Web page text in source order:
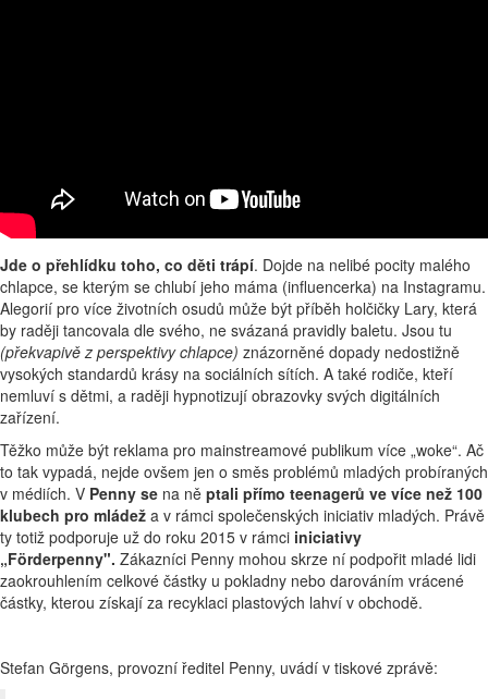
Jde o přehlídku toho, co děti trápí. Dojde na nelibé pocity malého
chlapce, se kterým se chlubí jeho máma (influencerka) na Instagramu.
Alegorií pro více životních osudů může být příběh holčičky Lary, která
by raději tancovala dle svého, ne svázaná pravidly baletu. Jsou tu
(překvapivě z perspektivy chlapce) znázorněné dopady nedostižně
vysokých standardů krásy na sociálních sítích. A také rodiče, kteří
nemluví s dětmi, a raději hypnotizují obrazovky svých digitálních
zařízení.
Těžko může být reklama pro mainstreamové publikum více „woke“. Ač
to tak vypadá, nejde ovšem jen o směs problémů mladých probíraných
v médiích. V Penny se na ně ptali přímo teenagerů ve více než 100
klubech pro mládež a v rámci společenských iniciativ mladých. Právě
ty totiž podporuje už do roku 2015 v rámci iniciativy
„Förderpenny". Zákazníci Penny mohou skrze ní podpořit mladé lidi
zaokrouhlením celkové částky u pokladny nebo darováním vrácené
částky, kterou získají za recyklaci plastových lahví v obchodě.
Stefan Görgens, provozní ředitel Penny, uvádí v tiskové zprávě: